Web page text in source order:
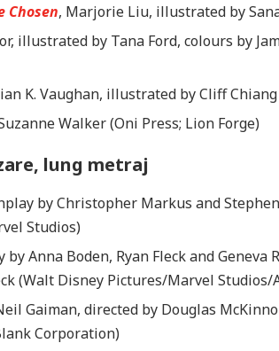
Chosen, Marjorie Liu, illustrated by
illustrated by Tana Ford, colours by
K. Vaughan, illustrated by Cliff
Walker (Oni Press; Lion Forge)
lung metraj
by Christopher Markus and
Studios)
by Anna Boden, Ryan Fleck and
(Walt Disney Pictures/Marvel
Gaiman, directed by Douglas
Corporation)